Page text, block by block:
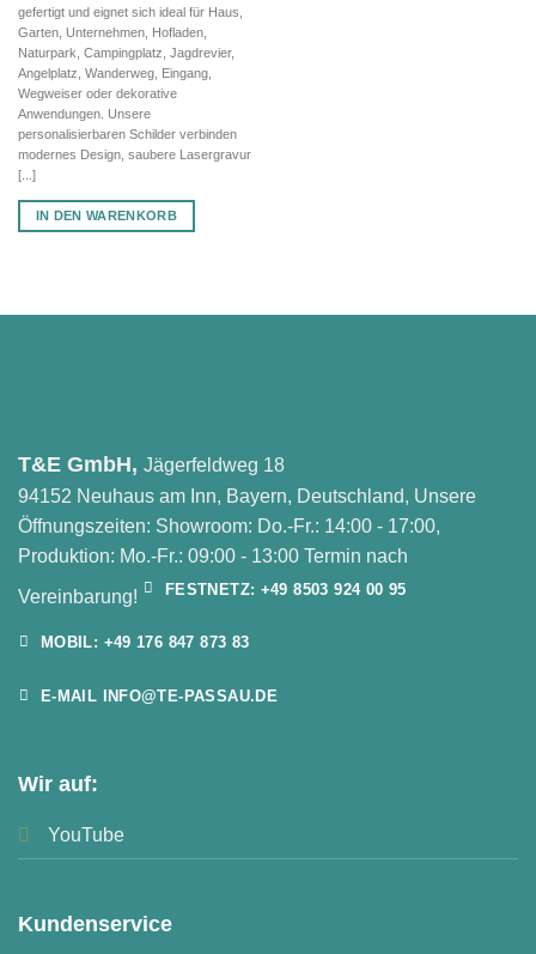
gefertigt und eignet sich ideal für Haus,
Garten, Unternehmen, Hofladen,
Naturpark, Campingplatz, Jagdrevier,
Angelplatz, Wanderweg, Eingang,
Wegweiser oder dekorative
Anwendungen. Unsere
personalisierbaren Schilder verbinden
modernes Design, saubere Lasergravur
[...]
IN DEN WARENKORB
T&E GmbH, Jägerfeldweg 18
94152 Neuhaus am Inn, Bayern, Deutschland, Unsere
Öffnungszeiten: Showroom: Do.-Fr.: 14:00 - 17:00,
Produktion: Mo.-Fr.: 09:00 - 13:00 Termin nach
Vereinbarung!
FESTNETZ: +49 8503 924 00 95
MOBIL: +49 176 847 873 83
E-MAIL INFO@TE-PASSAU.DE
Wir auf:
YouTube
Kundenservice